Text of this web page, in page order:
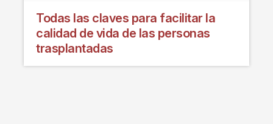
Todas las claves para facilitar la
calidad de vida de las personas
trasplantadas